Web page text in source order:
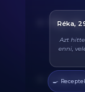
10g vaj
2 ág
Balázs,
Végre
🍳